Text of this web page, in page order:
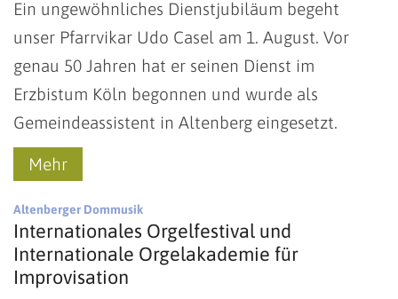
Ein ungewöhnliches Dienstjubiläum begeht
unser Pfarrvikar Udo Casel am 1. August. Vor
genau 50 Jahren hat er seinen Dienst im
Erzbistum Köln begonnen und wurde als
Gemeindeassistent in Altenberg eingesetzt.
Mehr
Altenberger Dommusik:
Internationales Orgelfestival und
Internationale Orgelakademie für
Improvisation